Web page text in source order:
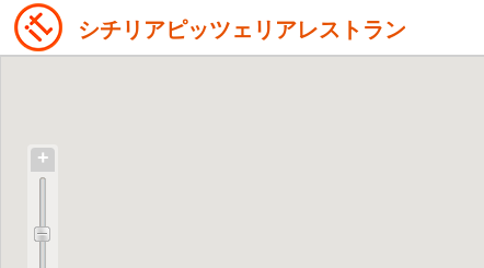
シチリアピッツェリアレストラン
+